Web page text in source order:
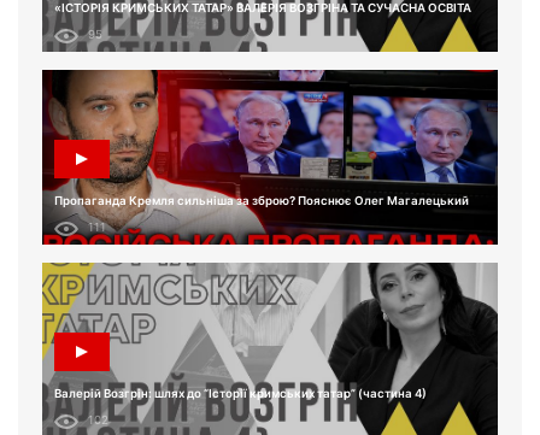
«ІСТОРІЯ КРИМСЬКИХ ТАТАР» ВАЛЕРІЯ ВОЗГРІНА ТА СУЧАСНА ОСВІТА
95
Пропаганда Кремля сильніша за зброю? Пояснює Олег Магалецький
111
Валерій Возгрін: шлях до “Історії кримських татар” (частина 4)
102